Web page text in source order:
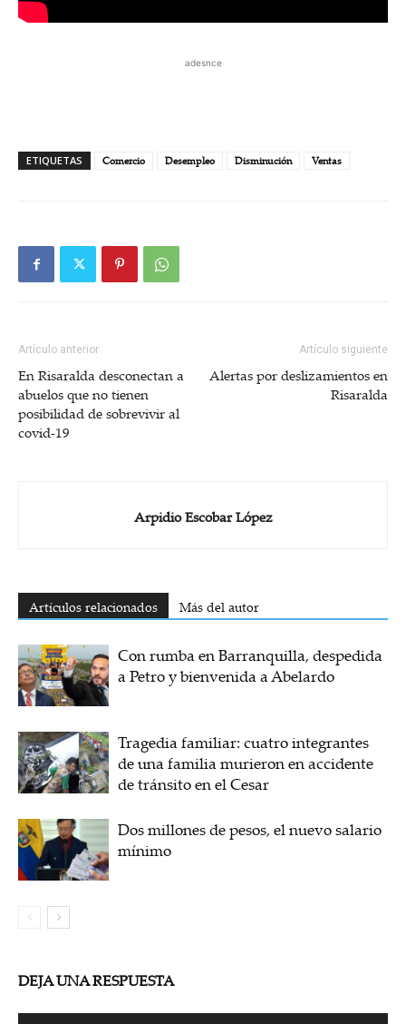
adesnce
ETIQUETAS Comercio Desempleo Disminución Ventas
Artículo anterior
En Risaralda desconectan a
abuelos que no tienen
posibilidad de sobrevivir al
covid-19
Artículo siguiente
Alertas por deslizamientos en
Risaralda
Arpidio Escobar López
Artículos relacionados Más del autor
Con rumba en Barranquilla, despedida
a Petro y bienvenida a Abelardo
Tragedia familiar: cuatro integrantes
de una familia murieron en accidente
de tránsito en el Cesar
Dos millones de pesos, el nuevo salario
mínimo
DEJA UNA RESPUESTA